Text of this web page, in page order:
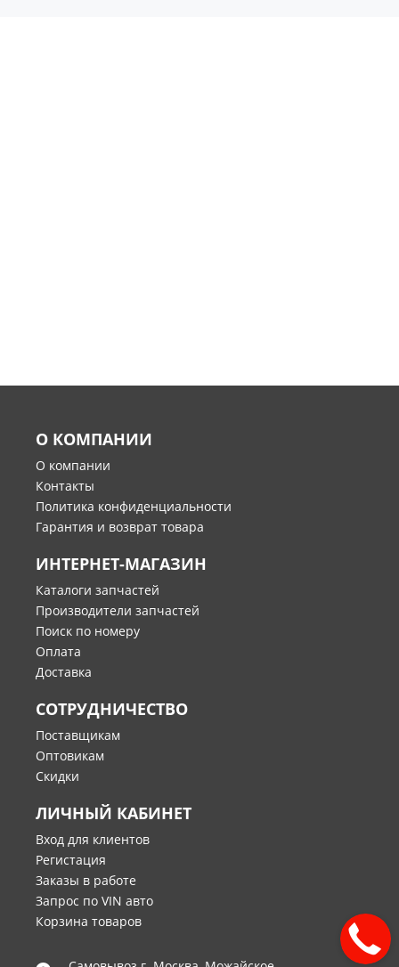
О КОМПАНИИ
О компании
Контакты
Политика конфиденциальности
Гарантия и возврат товара
ИНТЕРНЕТ-МАГАЗИН
Каталоги запчастей
Производители запчастей
Поиск по номеру
Оплата
Доставка
СОТРУДНИЧЕСТВО
Поставщикам
Оптовикам
Скидки
ЛИЧНЫЙ КАБИНЕТ
Вход для клиентов
Регистация
Заказы в работе
Запрос по VIN авто
Корзина товаров